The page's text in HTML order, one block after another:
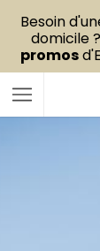
Besoin
domicile
promos